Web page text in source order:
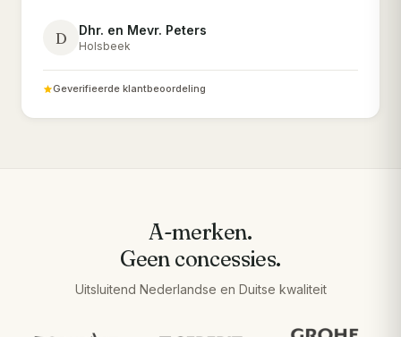
D Dhr. en Mevr. Peters
Holsbeek
Geverifieerde klantbeoordeling
A-merken.
Geen concessies.
Uitsluitend Nederlandse en Duitse kwaliteit